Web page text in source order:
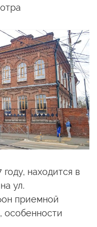
находится в
ул.
приемной
особенности